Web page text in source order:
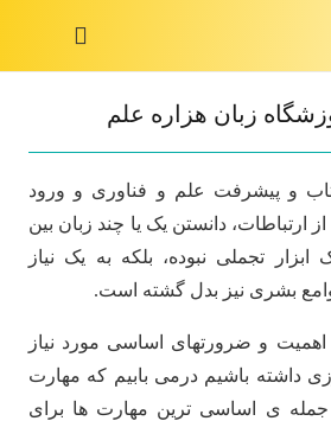
زبان هزاره علم
و پیشرفت علم و فناوری و ورود
دانستن یک یا چند زبان بین
تجملی نبوده، بلکه به یک نیاز
بشری نیز بدل گشته است.
و ضرورتهای اساسی مورد نیاز
باشیم درمی بابیم که مهارت
ی اساسی ترین مهارت ها برای